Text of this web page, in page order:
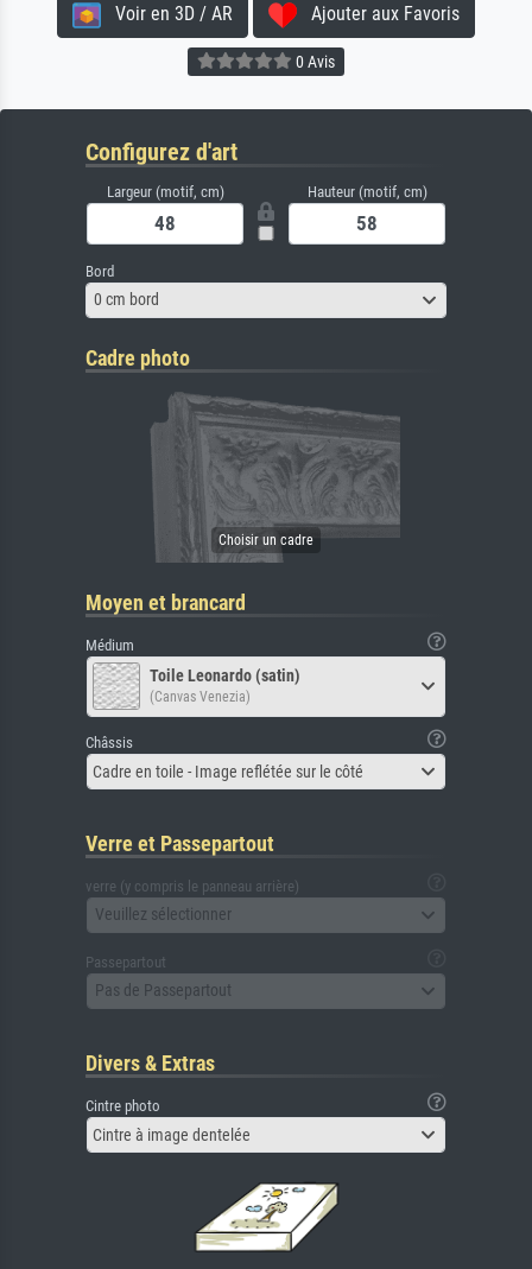
Voir en 3D / AR Ajouter aux Favoris
0 Avis
Configurez d'art
Largeur (motif, cm) Hauteur (motif, cm)
Bord
0 cm bord
Cadre photo
Moyen et brancard
Médium
Toile Leonardo (satin)
(Canvas Venezia)
Châssis
Cadre en toile - Image reflétée sur le côté
Verre et Passepartout
verre (y compris le panneau arrière)
Veuillez sélectionner
Passepartout
Pas de Passepartout
Divers & Extras
Cintre photo
Cintre à image dentelée